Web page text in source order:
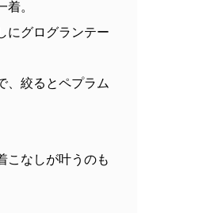
。
にグログランテー
、絞るとペプラム
こなしが叶うのも